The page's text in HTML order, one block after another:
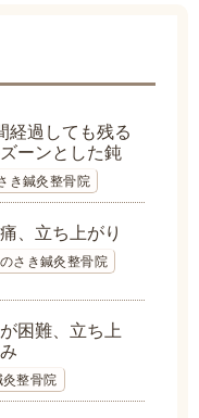
経過しても残る
ーンとした鈍
き鍼灸整骨院
、立ち上がり
さき鍼灸整骨院
困難、立ち上
整骨院